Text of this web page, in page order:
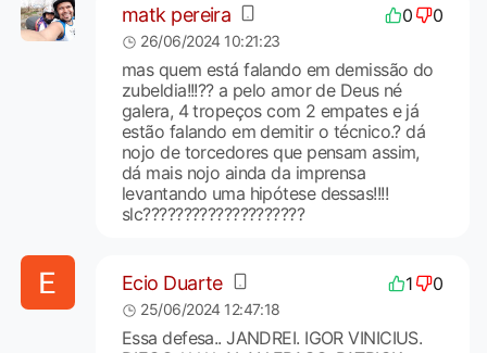
matk pereira 0 0
26/06/2024 10:21:23
mas quem está falando em demissão do
zubeldia!!!?? a pelo amor de Deus né
galera, 4 tropeços com 2 empates e já
estão falando em demitir o técnico.? dá
nojo de torcedores que pensam assim,
dá mais nojo ainda da imprensa
levantando uma hipótese dessas!!!!
slc????????????????????
Ecio Duarte 1 0
25/06/2024 12:47:18
Essa defesa.. JANDREI. IGOR VINICIUS.